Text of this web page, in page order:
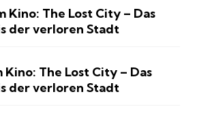
Kino: The Lost City – Das
der verloren Stadt
Kino: The Lost City – Das
der verloren Stadt